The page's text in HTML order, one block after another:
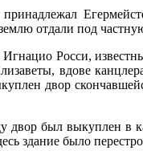
отдали под
Росси,
вдове
двор
был выкуплен в
здание было